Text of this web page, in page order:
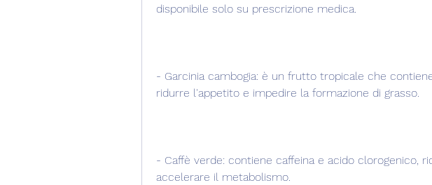
disponibile solo su prescrizione medica.
- Garcinia cambogia: è un frutto tropicale che
ridurre l'appetito e impedire la formazione di grasso.
- Caffè verde: contiene caffeina e acido clorogenico,
accelerare il metabolismo.